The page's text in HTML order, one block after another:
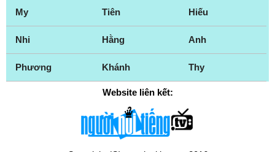
My Tiên Hiếu
Nhi Hằng Anh
Phương Khánh Thy
Website liên kết: